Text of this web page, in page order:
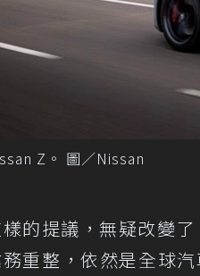
Z。 圖／Nissan
的提議，無疑改變
重整，依然是全球